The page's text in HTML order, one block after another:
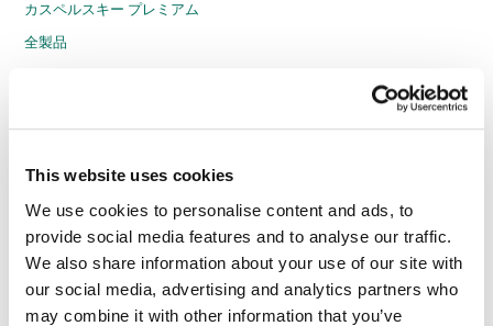
This website uses cookies
We use cookies to personalise content and ads, to
provide social media features and to analyse our traffic.
We also share information about your use of our site with
our social media, advertising and analytics partners who
may combine it with other information that you’ve
カスペルスキー プレミアム
全製品
ハイブリッドクラウド環境セキュリティ
Web セキュリティ
メールセキュリティ
Cybersecurity Training